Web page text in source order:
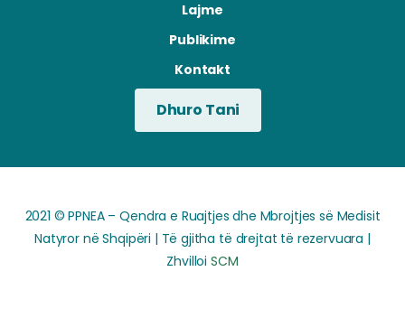
Lajme
Publikime
Kontakt
Dhuro Tani
2021 © PPNEA – Qendra e Ruajtjes dhe Mbrojtjes së Medisit
Natyror në Shqipëri | Të gjitha të drejtat të rezervuara |
ZhvilloiSCM